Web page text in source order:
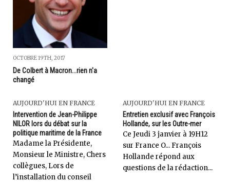
OCTOBRE 19TH, 2017
De Colbert à Macron...rien n'a
changé
AUJOURD'HUI EN FRANCE
Intervention de Jean-Philippe
NILOR lors du débat sur la
politique maritime de la France
Madame la Présidente,
Monsieur le Ministre, Chers
collègues, Lors de
l’installation du conseil
AUJOURD'HUI EN FRANCE
Entretien exclusif avec François
Hollande, sur les Outre-mer
Ce Jeudi 3 janvier à 19H12
sur France O... François
Hollande répond aux
questions de la rédaction...